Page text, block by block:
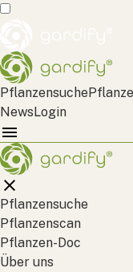
Pflanzensuche
NewsLogin
Pflanzensuche
Pflanzenscan
Pflanzen-Doc
Über uns